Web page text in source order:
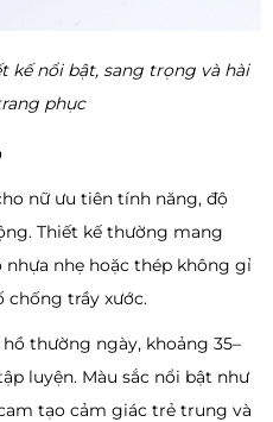
nổi bật, sang trọng và hài
phục
nữ ưu tiên tính năng, độ
Thiết kế thường mang
nhẹ hoặc thép không gỉ
chống trầy xước.
thường ngày, khoảng 35–
luyện. Màu sắc nổi bật như
tạo cảm giác trẻ trung và